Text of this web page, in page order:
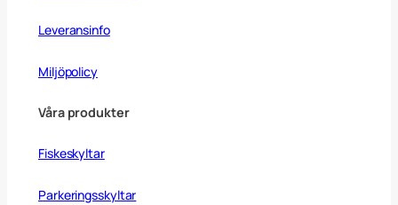
Leveransinfo
Miljöpolicy
Våra produkter
Fiskeskyltar
Parkeringsskyltar